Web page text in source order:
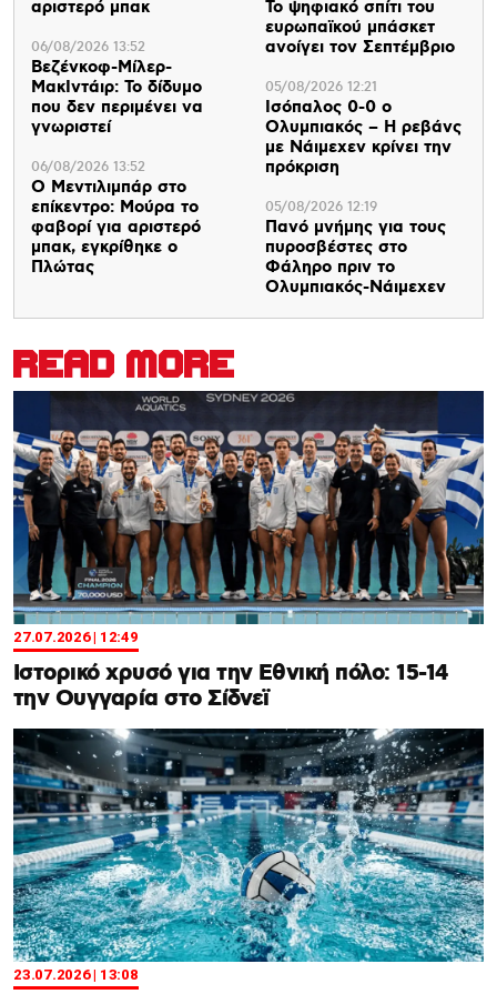
αριστερό μπακ
06/08/2026 13:52
Βεζένκοφ-Μίλερ-
ΜακΙντάιρ: Το δίδυμο
που δεν περιμένει να
γνωριστεί
06/08/2026 13:52
Ο Μεντιλιμπάρ στο
επίκεντρο: Μούρα το
φαβορί για αριστερό
μπακ, εγκρίθηκε ο
Πλώτας
Το ψηφιακό σπίτι του
ευρωπαϊκού μπάσκετ
ανοίγει τον Σεπτέμβριο
05/08/2026 12:21
Ισόπαλος 0-0 ο
Ολυμπιακός – Η ρεβάνς
με Νάιμεχεν κρίνει την
πρόκριση
05/08/2026 12:19
Πανό μνήμης για τους
πυροσβέστες στο
Φάληρο πριν το
Ολυμπιακός-Νάιμεχεν
READ MORE
27.07.2026 | 12:49
Ιστορικό χρυσό για την Εθνική πόλο: 15-14
την Ουγγαρία στο Σίδνεϊ
23.07.2026 | 13:08